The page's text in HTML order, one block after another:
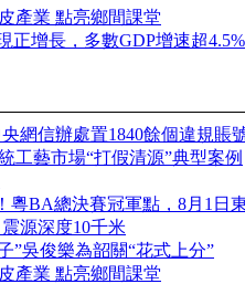
產業 點亮鄉間課堂
正增長，多數GDP增速超4.5%
網信辦處置1840餘個違規賬
工藝市場“打假清源”典型案例
粵BA總決賽冠軍點，8月1日
源深度10千米
”吳俊樂為韶關“花式上分”
產業 點亮鄉間課堂